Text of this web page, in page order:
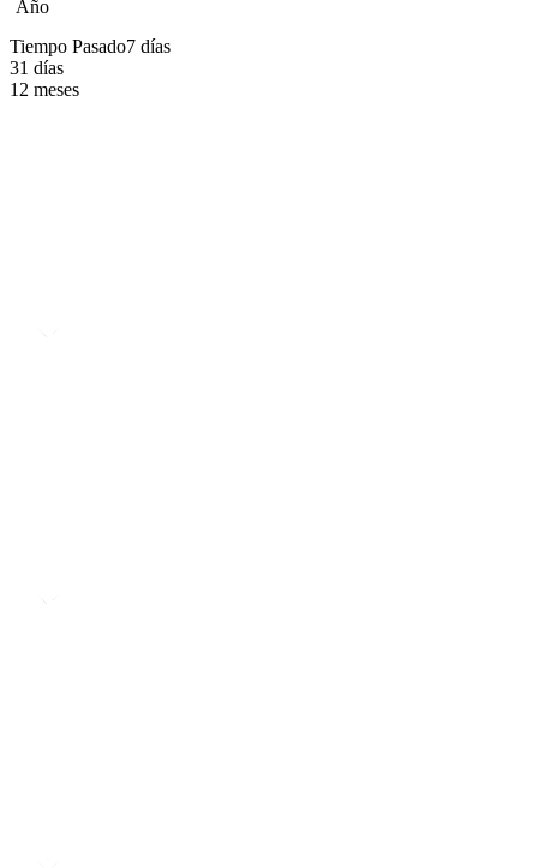
Año
Tiempo Pasado7 días
31 días
12 meses